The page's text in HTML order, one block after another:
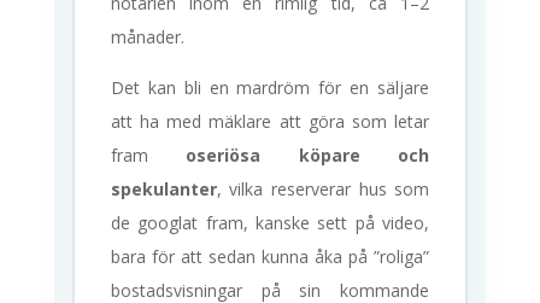
månader.
Det kan bli en mardröm för en säljare
att ha med mäklare att göra som letar
fram oseriösa köpare och
spekulanter, vilka reserverar hus som
de googlat fram, kanske sett på video,
bara för att sedan kunna åka på ”roliga”
bostadsvisningar på sin kommande